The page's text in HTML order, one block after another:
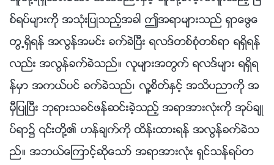
စ္ရပ္မ်ားကို အသုံးျပဳသည့္အခါ ဤအရာမ်ားသည္ ရွာေဖြေ
တြ႕ရွိရန္ အလြန္အမင္း ခက္ခဲၿပီး ရလဒ္တစ္စုံတစ္ရာ ရရွိရန္
လည္း အလြန္ခက္ခဲသည္။ လူမ်ားအတြက္ ရလဒ္မ်ား ရရွိရ
န္မွာ အကယ္ပင္ ခက္ခဲသည္၊ လူ႔စိတ္ႏွင့္ အသိပညာကို အ
မွီျပဳၿပီး ဘုရားသခင္ဖန္ဆင္းခဲ့သည့္ အရာအားလုံးကို အုပ္ခ်ဳ
ပ္ရာ၌ ၎တို႔၏ ဟန္ခ်က္ကို ထိန္းထားရန္ အလြန္ခက္ခဲသ
ည္။ အဘယ္ေၾကာင့္ဆိုေသာ္ အရာအားလုံး ရွင္သန္ရပ္တ